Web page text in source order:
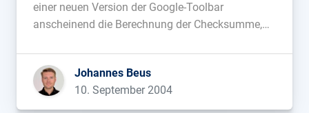
einer neuen Version der Google-Toolbar
anscheinend die Berechnung der Checksumme,
bekommen....
Johannes Beus
10. September 2004